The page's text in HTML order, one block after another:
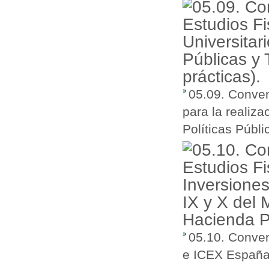
05.09.
para la
Políticas
05.10.
e ICEX